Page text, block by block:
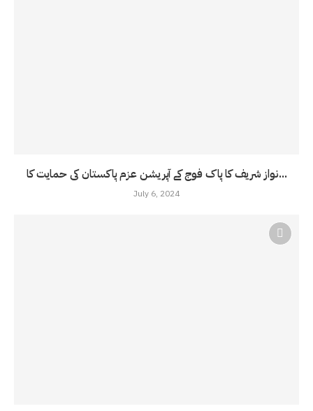
نواز شریف کا پاک فوج کے آپریشن عزم پاکستان کی حمایت کا...
July 6, 2024